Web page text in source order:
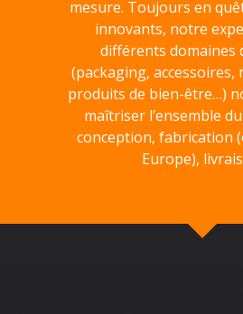
mesure. Toujours en
innovants, notre
différents domaines
(packaging, accessoires,
produits de bien-être…)
maîtriser l’ensemble
conception, fabrication
Europe),